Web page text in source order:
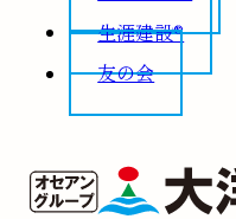
生涯建設®
友の会